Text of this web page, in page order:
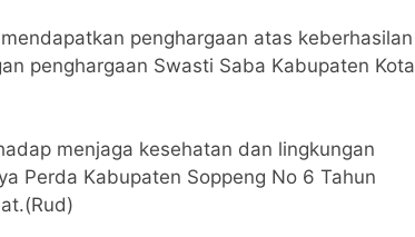
penghargaan atas keberhasilan
penghargaan Swasti Saba Kabupaten Kota
menjaga kesehatan dan lingkungan
Perda Kabupaten Soppeng No 6 Tahun